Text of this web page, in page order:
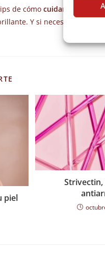
de cómo cuidar
Y si necesitas
piel